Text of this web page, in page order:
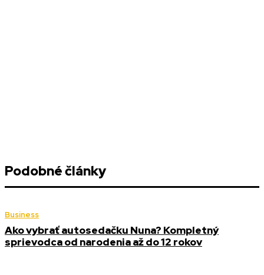
Podobné články
Business
Ako vybrať autosedačku Nuna? Kompletný
sprievodca od narodenia až do 12 rokov